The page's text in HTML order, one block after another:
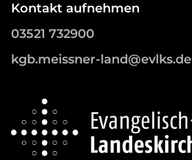
Kontakt aufnehmen
03521 732900
kgb.meissner-land@evlks.de